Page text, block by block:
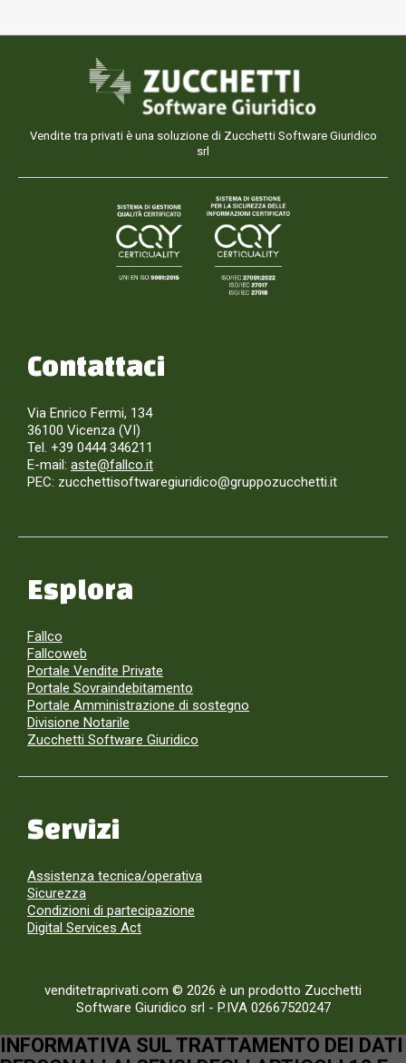
Vendite tra privati è una soluzione di Zucchetti Software Giuridico
srl
Contattaci
Via Enrico Fermi, 134
36100 Vicenza (VI)
Tel. +39 0444 346211
E-mail: aste@fallco.it
PEC: zucchettisoftwaregiuridico@gruppozucchetti.it
Esplora
Fallco
Fallcoweb
Portale Vendite Private
Portale Sovraindebitamento
Portale Amministrazione di sostegno
Divisione Notarile
Zucchetti Software Giuridico
Servizi
Assistenza tecnica/operativa
Sicurezza
Condizioni di partecipazione
Digital Services Act
venditetraprivati.com © 2026 è un prodotto Zucchetti
Software Giuridico srl - P.IVA 02667520247
INFORMATIVA SUL TRATTAMENTO DEI DATI